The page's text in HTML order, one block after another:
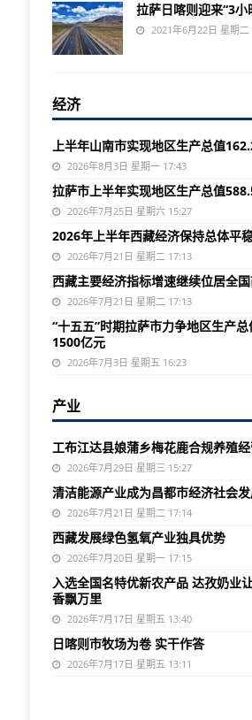
拉萨日喀则迎来“3小
2021年6月22日 星期二
经济
上半年山南市实现地区生产总值
2026年8月3日 星期一 17:43
拉萨市上半年实现地区生产总值
2026年7月25日 星期六 15:27
2026年上半年西藏经济保持总体平
2026年7月21日 星期二 17:13
西藏主要经济指标增速继续位居全
2026年7月21日 星期二 17:13
“十五五”时期拉萨市力争地区生产
1500亿元
2026年7月3日 星期五 16:23
产业
工布江达县娘蒲乡梅花鹿合规养殖
2026年7月29日 星期三 15:27
清洁能源产业成为昌都市经济社会
2026年7月21日 星期二 17:14
西藏发展绿色氢氧产业独具优势
2026年7月20日 星期一 17:15
入选全国名特优新农产品 达孜奶业
香飘万里
2026年7月17日 星期五 13:40
日喀则市牧场为卷 实干作答
2026年7月17日 星期五 13:11